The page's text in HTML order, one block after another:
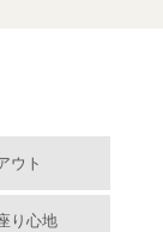
ウト
り心地